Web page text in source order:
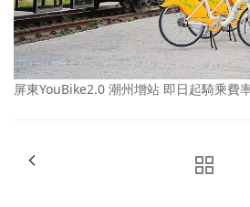
屏東YouBike2.0 潮州增站 即日起騎乘費